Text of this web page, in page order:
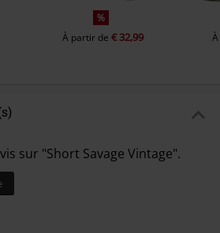
%
À partir de€ 32,99
sur "Short Savage Vintage".